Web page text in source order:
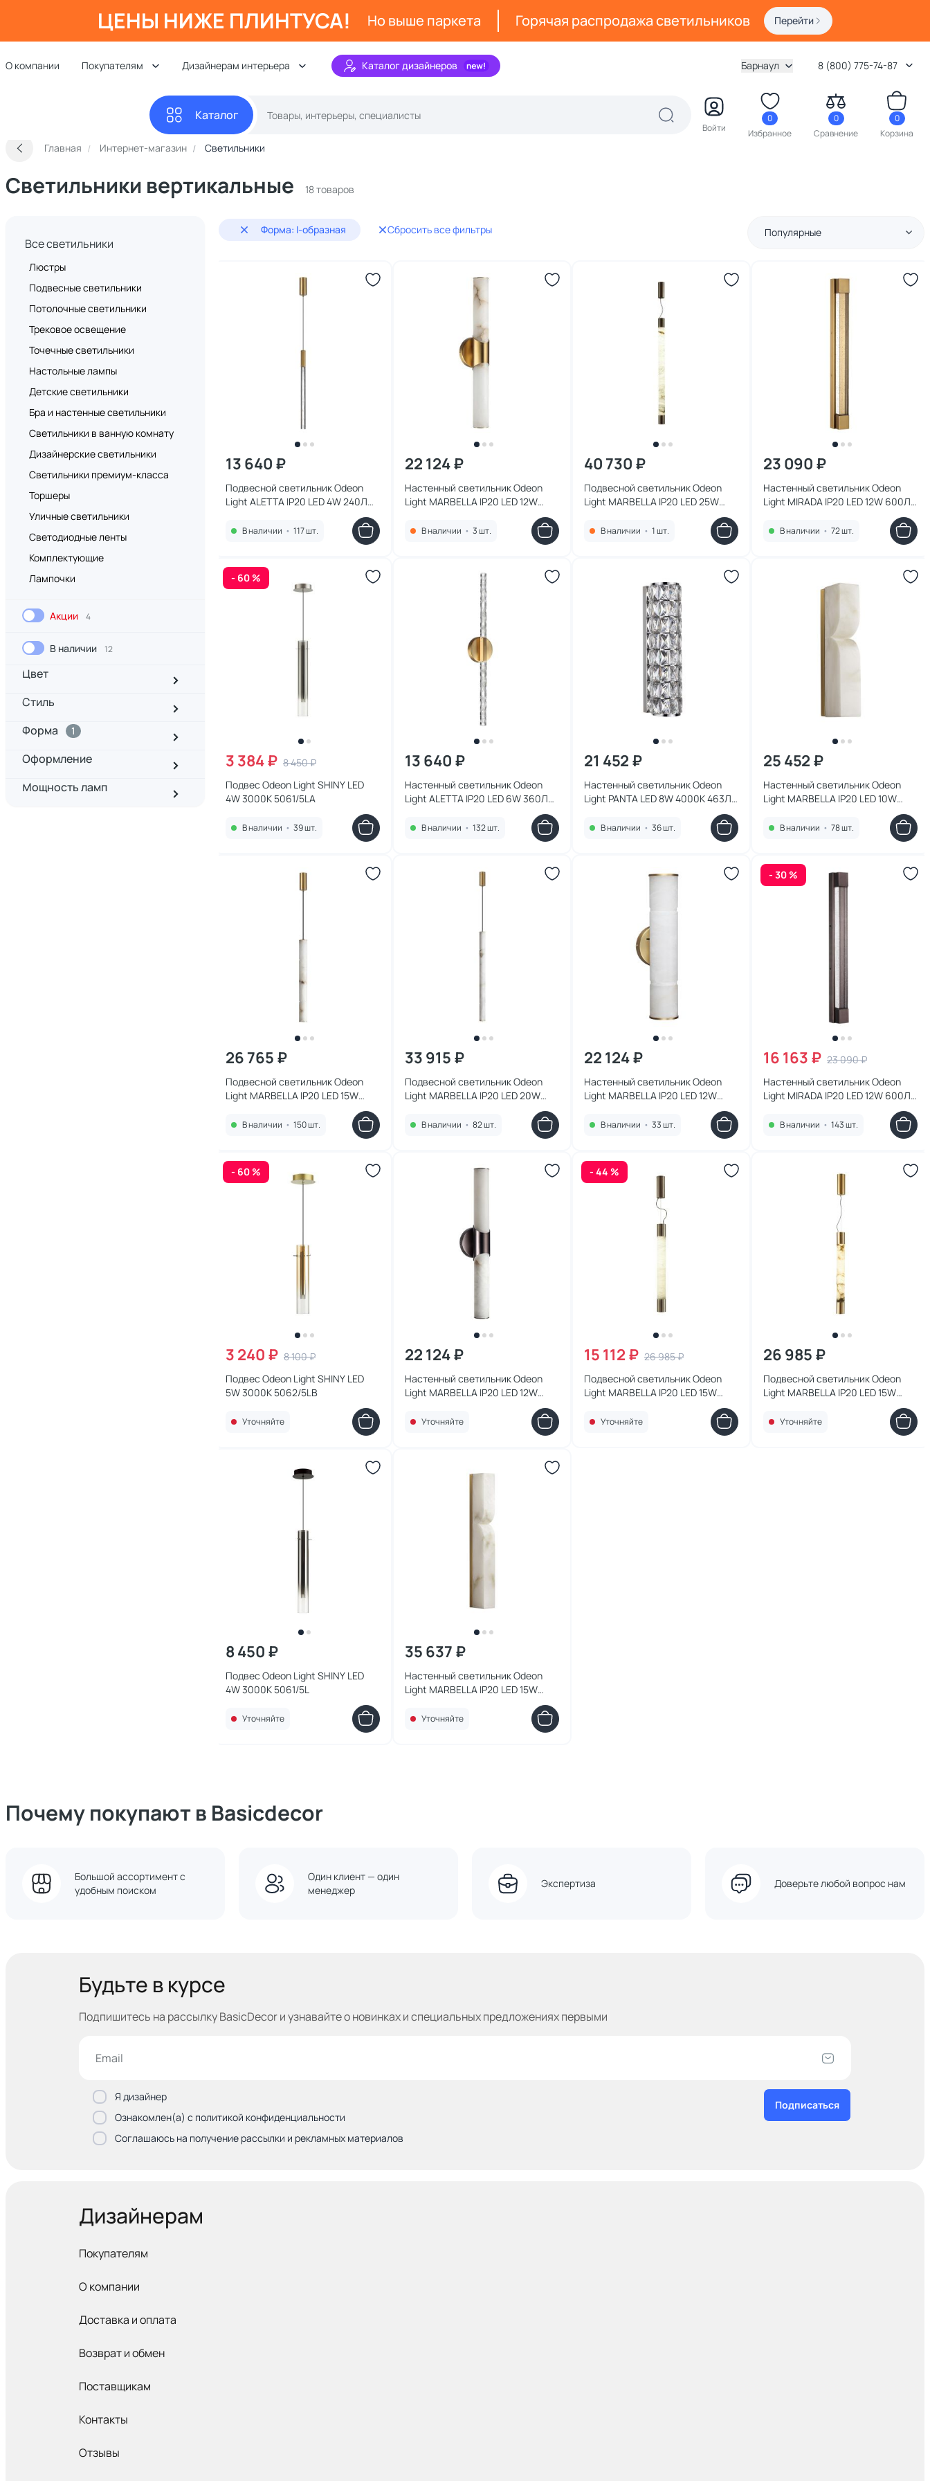
ЦЕНЫ НИЖЕ ПЛИНТУСА! Но выше паркета Горячая распродажа светильников Перейти
О компании Покупателям Дизайнерам интерьера Каталог дизайнеров Барнаул 8 (800) 775-74-87
Каталог
Войти
0
Избранное
0
Сравнение
0
Корзина
Главная Интернет-магазин Светильники
Светильники вертикальные 18 товаров
Все светильники
Люстры
Подвесные светильники
Потолочные светильники
Трековое освещение
Точечные светильники
Настольные лампы
Детские светильники
Бра и настенные светильники
Светильники в ванную комнату
Дизайнерские светильники
Светильники премиум-класса
Торшеры
Уличные светильники
Светодиодные ленты
Комплектующие
Лампочки
Акции 4
В наличии 12
Цвет
Стиль
Форма
1
Оформление
Мощность ламп
Форма: I-образная Сбросить все фильтры Популярные
13 640 ₽
Подвесной светильник Odeon
Light ALETTA IP20 LED 4W 240Лм
В наличии • 117 шт.
22 124 ₽
Настенный светильник Odeon
Light MARBELLA IP20 LED 12W
540Лм 3000K/4000K 6672/12WL
В наличии • 3 шт.
40 730 ₽
Подвесной светильник Odeon
Light MARBELLA IP20 LED 25W
В наличии • 1 шт.
23 090 ₽
Настенный светильник Odeon
Light MIRADA IP20 LED 12W 600Лм
В наличии • 72 шт.
- 60 %
3 384 ₽ 8 450 ₽
Подвес Odeon Light SHINY LED
4W 3000K 5061/5LA
В наличии • 39 шт.
13 640 ₽
Настенный светильник Odeon
Light ALETTA IP20 LED 6W 360Лм
В наличии • 132 шт.
21 452 ₽
Настенный светильник Odeon
Light PANTA LED 8W 4000K 463Лм
В наличии • 36 шт.
25 452 ₽
Настенный светильник Odeon
Light MARBELLA IP20 LED 10W
В наличии • 78 шт.
26 765 ₽
Подвесной светильник Odeon
Light MARBELLA IP20 LED 15W
680Лм 3000K/4000K 6674/15L
В наличии • 150 шт.
33 915 ₽
Подвесной светильник Odeon
Light MARBELLA IP20 LED 20W
900Лм 3000K/4000K 6674/20L
В наличии • 82 шт.
22 124 ₽
Настенный светильник Odeon
Light MARBELLA IP20 LED 12W
540Лм 3000K/4000K 6674/12WL
В наличии • 33 шт.
- 30 %
16 163 ₽ 23 090 ₽
Настенный светильник Odeon
Light MIRADA IP20 LED 12W 600Лм
В наличии • 143 шт.
- 60 %
3 240 ₽ 8 100 ₽
Подвес Odeon Light SHINY LED
5W 3000K 5062/5LB
Уточняйте
22 124 ₽
Настенный светильник Odeon
Light MARBELLA IP20 LED 12W
540Лм 3000K/4000K 6673/12WL
Уточняйте
- 44 %
15 112 ₽ 26 985 ₽
Подвесной светильник Odeon
Light MARBELLA IP20 LED 15W
Уточняйте
26 985 ₽
Подвесной светильник Odeon
Light MARBELLA IP20 LED 15W
Уточняйте
8 450 ₽
Подвес Odeon Light SHINY LED
4W 3000K 5061/5L
Уточняйте
35 637 ₽
Настенный светильник Odeon
Light MARBELLA IP20 LED 15W
Уточняйте
Почему покупают в Basicdecor
Большой ассортимент с
удобным поиском
Один клиент — один
менеджер
Экспертиза Доверьте любой вопрос нам
Будьте в курсе
Подпишитесь на рассылку BasicDecor и узнавайтео новинках и специальных предложениях первыми
Я дизайнер
Ознакомлен(а) с политикой конфиденциальности
Соглашаюсь на получение рассылки и рекламных материалов
Подписаться
Дизайнерам
Покупателям
О компании
Доставка и оплата
Возврат и обмен
Поставщикам
Контакты
Отзывы